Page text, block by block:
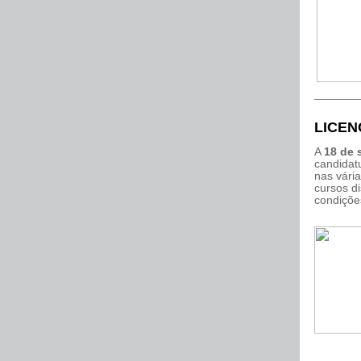
A 18 de
nas
cursos